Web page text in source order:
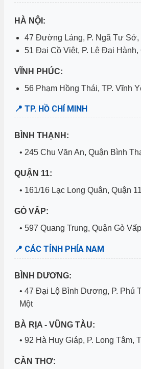
HÀ NỘI:
47 Đường Láng, P. Ngã Tư
51 Đại Cồ Việt, P. Lê Đại Hành,
VĨNH PHÚC:
56 Phạm Hồng Thái, TP. Vĩnh
📍 TP. HỒ CHÍ MINH
BÌNH THẠNH:
• 245 Chu Văn An, Quận Bình
QUẬN 11:
• 161/16 Lạc Long Quân, Quận 11
GÒ VẤP:
• 597 Quang Trung, Quận Gò Vấp
📍 CÁC TỈNH PHÍA NAM
BÌNH DƯƠNG:
• 47 Đại Lộ Bình Dương, P. Phú
Một
BÀ RỊA - VŨNG TÀU:
• 92 Hà Huy Giáp, P. Long Tâm,
CẦN THƠ: